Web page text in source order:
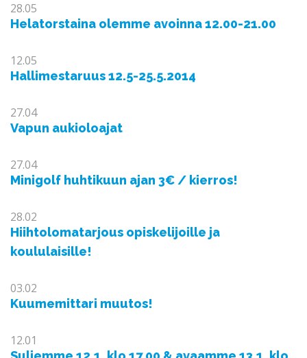
28.05
Helatorstaina olemme avoinna 12.00-21.00
12.05
Hallimestaruus 12.5-25.5.2014
27.04
Vapun aukioloajat
27.04
Minigolf huhtikuun ajan 3€ / kierros!
28.02
Hiihtolomatarjous opiskelijoille ja
koululaisille!
03.02
Kuumemittari muutos!
12.01